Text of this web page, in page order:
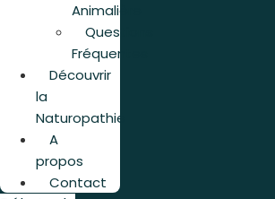
Animalière
Questions
Fréquentes
Découvrir
la
Naturopathie
A
propos
Contact